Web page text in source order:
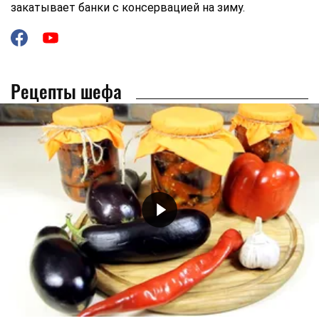
закатывает банки с консервацией на зиму.
Рецепты шефа